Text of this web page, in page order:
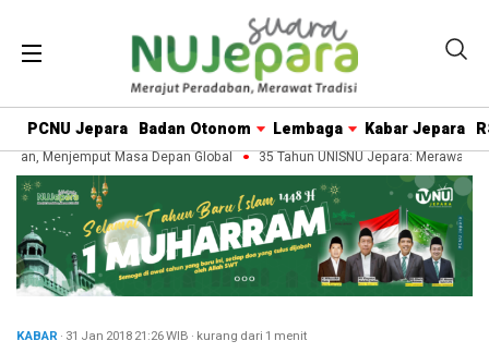
PCNU Jepara Badan Otonom Lembaga Kabar Jepara
Menjemput Masa Depan Global 35 Tahun UNISNU Jepara: Merawat
KABAR · 31 Jan 201821:26WIB · kurang dari 1 menit